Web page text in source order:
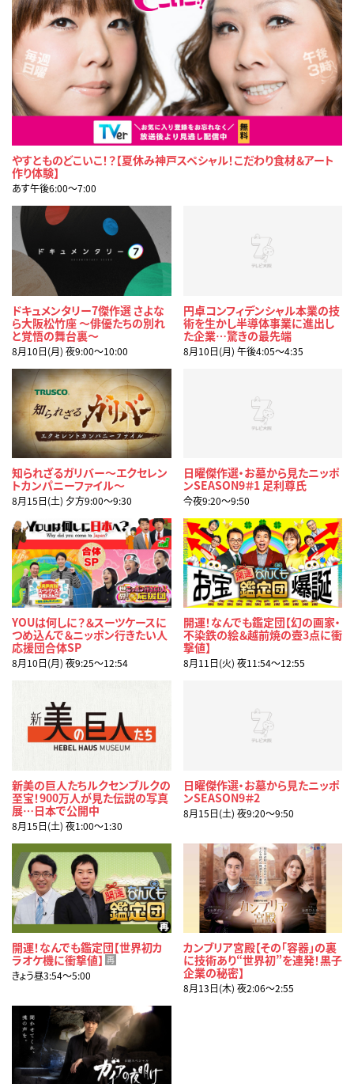
やすとものどこいこ！？【夏休み神戸スペシャル！こだわり食材＆アート
作り体験】
あす午後6:00〜7:00
ドキュメンタリー7傑作選 さよな
ら大阪松竹座 ～俳優たちの別れ
と覚悟の舞台裏～
8月10日(月) 夜9:00〜10:00
円卓コンフィデンシャル本業の技
術を生かし半導体事業に進出し
た企業…驚きの最先端
8月10日(月) 午後4:05〜4:35
知られざるガリバー～エクセレン
トカンパニーファイル～
8月15日(土) 夕方9:00〜9:30
日曜傑作選・お墓から見たニッポ
ンSEASON9＃1 足利尊氏
今夜9:20〜9:50
YOUは何しに？＆スーツケースに
つめ込んで＆ニッポン行きたい人
応援団合体SP
8月10日(月) 夜9:25〜12:54
開運！なんでも鑑定団【幻の画家・
不染鉄の絵＆越前焼の壺3点に衝
撃値】
8月11日(火) 夜11:54〜12:55
新美の巨人たちルクセンブルクの
至宝！900万人が見た伝説の写真
展…日本で公開中
8月15日(土) 夜1:00〜1:30
日曜傑作選・お墓から見たニッポ
ンSEASON9＃2
8月15日(土) 夜9:20〜9:50
開運！なんでも鑑定団【世界初カ
ラオケ機に衝撃値】 再
きょう昼3:54〜5:00
カンブリア宮殿【その「容器」の裏
に技術あり“世界初”を連発！黒子
企業の秘密】
8月13日(木) 夜2:06〜2:55